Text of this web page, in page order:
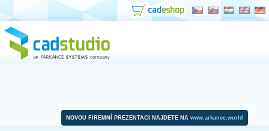
NOVOU FIREMNÍ PREZENTACI NAJDETE NA www.arkance.world